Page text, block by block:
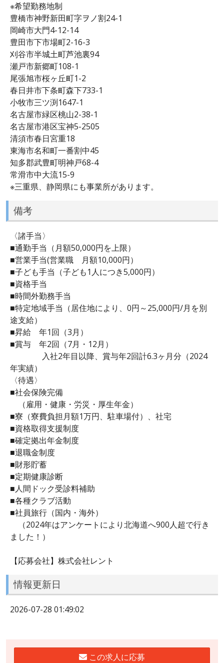
※希望勤務地制
豊橋市神野新田町字ヲノ割24-1
岡崎市大門4-12-14
豊田市下市場町2-16-3
刈谷市半城土町芦池裏94
瀬戸市新郷町108-1
尾張旭市桜ヶ丘町1-2
春日井市下条町森下733-1
小牧市三ツ渕1647-1
名古屋市緑区桃山2-38-1
名古屋市港区宝神5-2505
清須市春日宮重18
東海市名和町一番割中45
知多郡武豊町明神戸68-4
常滑市中大流15-9
※三重県、静岡県にも事業所があります。
備考
〈諸手当〉
■通勤手当（月額50,000円を上限）
■営業手当(営業職 月額10,000円）
■子ども手当（子ども1人につき5,000円）
■資格手当
■時間外勤務手当
■特定地域手当（居住地により、0円～25,000円/月を別
途支給）
■昇給 年1回（3月）
■賞与 年2回（7月・12月）
入社2年目以降、賞与年2回計6.3ヶ月分（2024
年実績）
〈待遇〉
■社会保険完備
（雇用・健康・労災・厚生年金）
■寮（寮費負担月額1万円、駐車場付）、社宅
■資格取得支援制度
■確定拠出年金制度
■退職金制度
■財形貯蓄
■定期健康診断
■人間ドック受診料補助
■各種クラブ活動
■社員旅行（国内・海外）
（2024年はアンケートにより北海道へ900人超で行き
ました！）
【応募会社】株式会社レント
情報更新日
2026-07-28 01:49:02
この求人に応募